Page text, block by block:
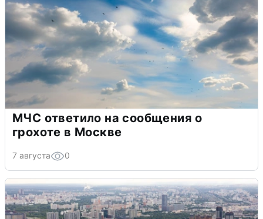
МЧС ответило на сообщения о
грохоте в Москве
7 августа 0